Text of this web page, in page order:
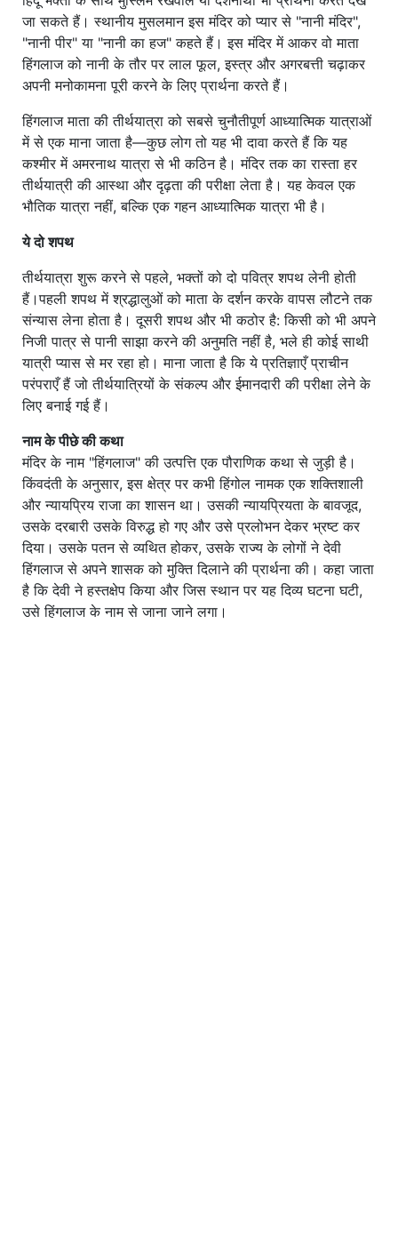
जा सकते हैं। स्थानीय मुसलमान इस मंदिर को प्यार से "नानी मंदिर",
"नानी पीर" या "नानी का हज" कहते हैं। इस मंदिर में आकर वो माता
हिंगलाज को नानी के तौर पर लाल फूल, इस्त्र और अगरबत्ती चढ़ाकर
अपनी मनोकामना पूरी करने के लिए प्रार्थना करते हैं।
हिंगलाज माता की तीर्थयात्रा को सबसे चुनौतीपूर्ण आध्यात्मिक यात्राओं
में से एक माना जाता है—कुछ लोग तो यह भी दावा करते हैं कि यह
कश्मीर में अमरनाथ यात्रा से भी कठिन है। मंदिर तक का रास्ता हर
तीर्थयात्री की आस्था और दृढ़ता की परीक्षा लेता है। यह केवल एक
भौतिक यात्रा नहीं, बल्कि एक गहन आध्यात्मिक यात्रा भी है।
ये दो शपथ
तीर्थयात्रा शुरू करने से पहले, भक्तों को दो पवित्र शपथ लेनी होती
हैं।पहली शपथ में श्रद्धालुओं को माता के दर्शन करके वापस लौटने तक
संन्यास लेना होता है। दूसरी शपथ और भी कठोर है: किसी को भी अपने
निजी पात्र से पानी साझा करने की अनुमति नहीं है, भले ही कोई साथी
यात्री प्यास से मर रहा हो। माना जाता है कि ये प्रतिज्ञाएँ प्राचीन
परंपराएँ हैं जो तीर्थयात्रियों के संकल्प और ईमानदारी की परीक्षा लेने के
लिए बनाई गई हैं।
नाम के पीछे की कथा
मंदिर के नाम "हिंगलाज" की उत्पत्ति एक पौराणिक कथा से जुड़ी है।
किंवदंती के अनुसार, इस क्षेत्र पर कभी हिंगोल नामक एक शक्तिशाली
और न्यायप्रिय राजा का शासन था। उसकी न्यायप्रियता के बावजूद,
उसके दरबारी उसके विरुद्ध हो गए और उसे प्रलोभन देकर भ्रष्ट कर
दिया। उसके पतन से व्यथित होकर, उसके राज्य के लोगों ने देवी
हिंगलाज से अपने शासक को मुक्ति दिलाने की प्रार्थना की। कहा जाता
है कि देवी ने हस्तक्षेप किया और जिस स्थान पर यह दिव्य घटना घटी,
उसे हिंगलाज के नाम से जाना जाने लगा।